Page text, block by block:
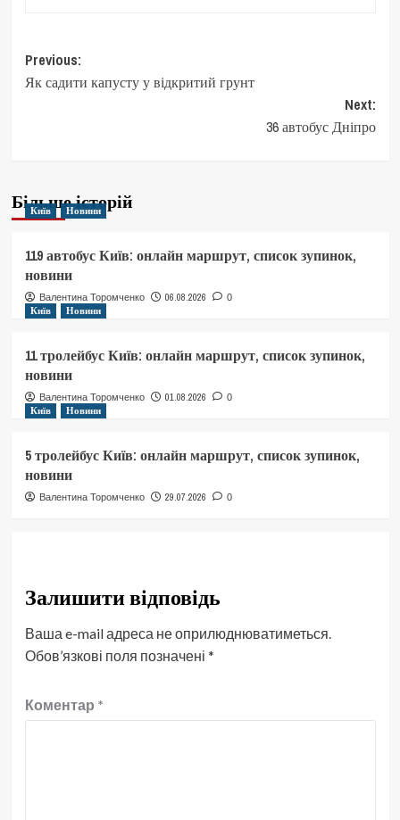
Post
navigation
Previous:
Як садити капусту у відкритий грунт
Next:
36 автобус Дніпро
Більше історій
Київ Новини
119 автобус Київ: онлайн маршрут, список зупинок,
новини
Валентина Торомченко 06.08.2026 0
Київ Новини
11 тролейбус Київ: онлайн маршрут, список зупинок,
новини
Валентина Торомченко 01.08.2026 0
Київ Новини
5 тролейбус Київ: онлайн маршрут, список зупинок,
новини
Валентина Торомченко 29.07.2026 0
Залишити відповідь
Ваша e-mail адреса не оприлюднюватиметься.
Обов’язкові поля позначені *
Коментар *